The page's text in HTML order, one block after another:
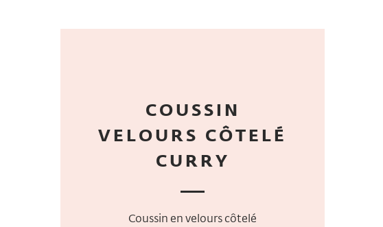
COUSSIN
VELOURS CÔTELÉ
CURRY
Coussin en velours côtelé